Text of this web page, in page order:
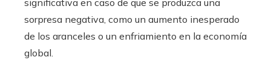
significativa en caso de que se produzca una
sorpresa negativa, como un aumento inesperado
de los aranceles o un enfriamiento en la economía
global.